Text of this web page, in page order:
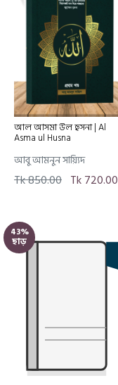
আল আসমা উল হুসনা | Al
Asma ul Husna
আবু আমনুন সায়্যিদ
Tk 850.00 Tk 720.00
43%
ছাড়